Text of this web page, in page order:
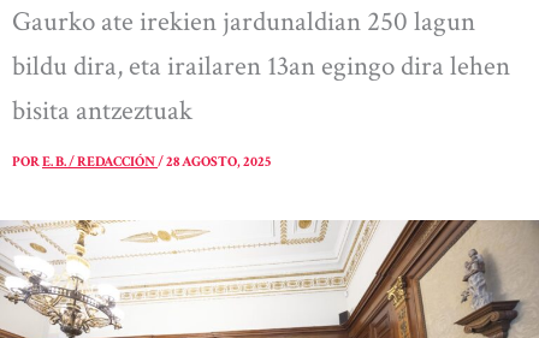
Gaurko ate irekien jardunaldian 250 lagun
bildu dira, eta irailaren 13an egingo dira lehen
bisita antzeztuak
PORE. B. / REDACCIÓN/28 AGOSTO, 2025